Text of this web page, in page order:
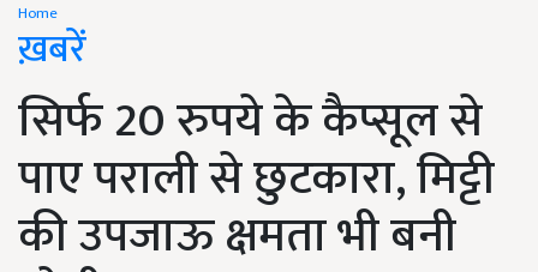
Home
ख़बरें
सिर्फ 20 रुपये के कैप्सूल से
पाए पराली से छुटकारा, मिट्टी
की उपजाऊ क्षमता भी बनी